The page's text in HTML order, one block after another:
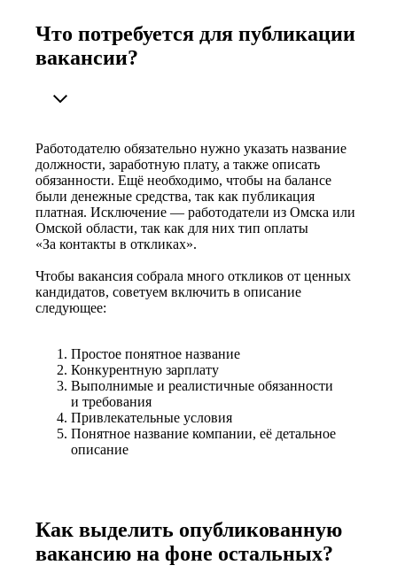
Что потребуется для публикации
вакансии?
Работодателю обязательно нужно указать название
должности, заработную плату, а также описать
обязанности. Ещё необходимо, чтобы на балансе
были денежные средства, так как публикация
платная. Исключение — работодатели из Омска или
Омской области, так как для них тип оплаты
«За контакты в откликах».
Чтобы вакансия собрала много откликов от ценных
кандидатов, советуем включить в описание
следующее:
Простое понятное название
Конкурентную зарплату
Выполнимые и реалистичные обязанности
и требования
Привлекательные условия
Понятное название компании, её детальное
описание
Как выделить опубликованную
вакансию на фоне остальных?